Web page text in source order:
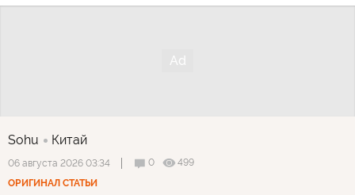
Sohu Китай
06 августа 2026 03:34 0
499
ОРИГИНАЛ СТАТЬИ